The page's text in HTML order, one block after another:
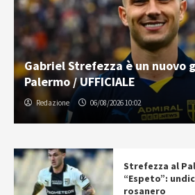
Gabriel Strefezza è un nuovo
Palermo / UFFICIALE
Redazione 06/08/2026 10:02
Strefezza al
“Espeto”:
rosanero